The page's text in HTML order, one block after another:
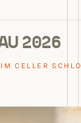
2026
CELLER